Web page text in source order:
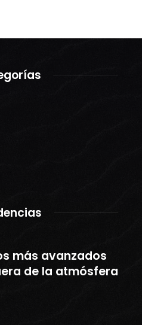
más avanzados
de la atmósfera